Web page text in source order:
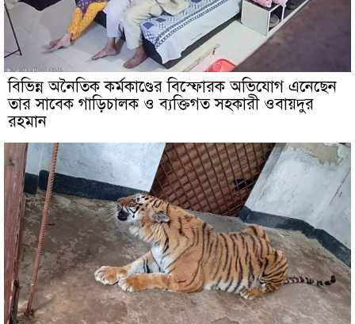
বিভিন্ন অনৈতিক কর্মকাণ্ডের বিস্ফোরক অভিযোগ এনেছেন
তার সাবেক গাড়িচালক ও ব্যক্তিগত সহকারী ওবায়দুর
রহমান